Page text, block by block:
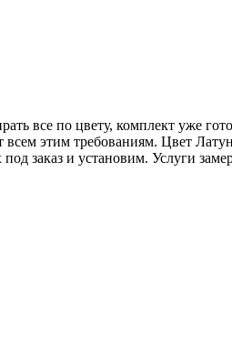
все по цвету, комплект уже
этим требованиям. Цвет
заказ и установим. Услуги